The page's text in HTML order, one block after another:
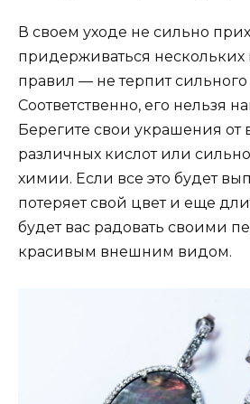
В своем уходе не сильно
придерживаться
правил — не терпит сильного
Соответственно, его нельзя
Берегите свои украшения от
различных кислот или
химии. Если все это будет
потеряет свой цвет и еще
будет вас радовать своими
красивым внешним видом.